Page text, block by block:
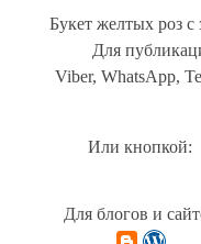
Букет желтых роз с
Для
Viber, WhatsApp,
Или кнопкой:
Для блогов и